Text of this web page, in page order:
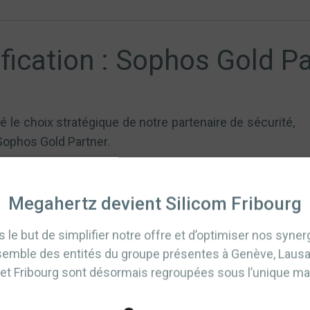
Megahertz devient Silicom Fribourg
le but de simplifier notre offre et d’optimiser nos
des entités du groupe présentes à Genève,
Fribourg sont désormais regroupées sous l’unique
: Sophos Gold
le choix stratégique de notre partenaire de sécurité,
Gold Partner.
», télétravail